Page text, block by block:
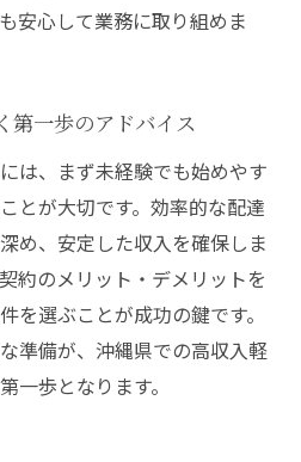
安心して業務に取り組めま
第一歩のアドバイス
は、まず未経験でも始めやす
とが大切です。効率的な配達
め、安定した収入を確保しま
約のメリット・デメリットを
を選ぶことが成功の鍵です。
準備が、沖縄県での高収入軽
一歩となります。